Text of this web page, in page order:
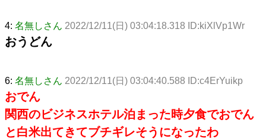
4: 名無しさん 2022/12/11(日) 03:04:18.318 ID:kiXlVp1Wr
おうどん
6: 名無しさん 2022/12/11(日) 03:04:40.588 ID:c4ErYuikp
おでん
関西のビジネスホテル泊まった時夕食でおでん
と白米出てきてブチギレそうになったわ